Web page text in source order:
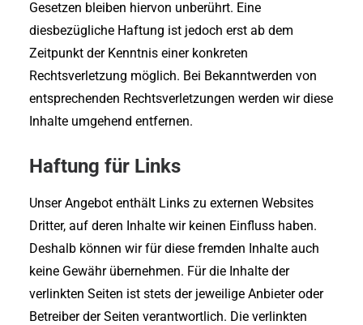
Gesetzen bleiben hiervon unberührt. Eine
diesbezügliche Haftung ist jedoch erst ab dem
Zeitpunkt der Kenntnis einer konkreten
Rechtsverletzung möglich. Bei Bekanntwerden von
entsprechenden Rechtsverletzungen werden wir diese
Inhalte umgehend entfernen.
Haftung für Links
Unser Angebot enthält Links zu externen Websites
Dritter, auf deren Inhalte wir keinen Einfluss haben.
Deshalb können wir für diese fremden Inhalte auch
keine Gewähr übernehmen. Für die Inhalte der
verlinkten Seiten ist stets der jeweilige Anbieter oder
Betreiber der Seiten verantwortlich. Die verlinkten